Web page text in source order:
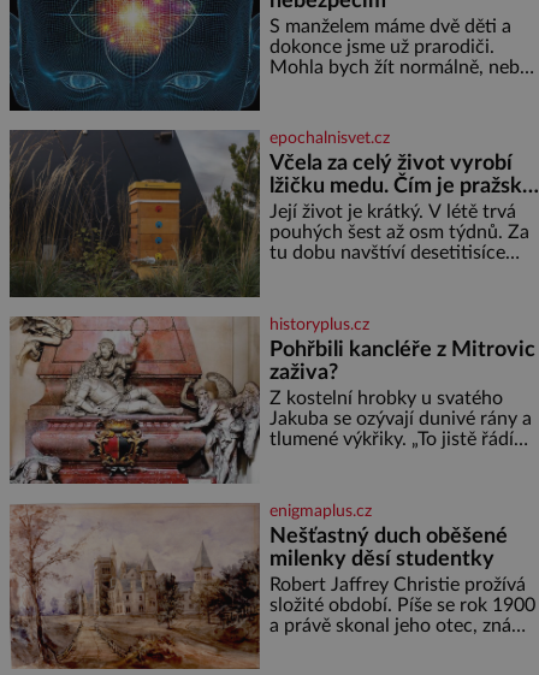
horské hřebeny, projet se na
koloběžce a den zakončit
poznáváním památek ve
S manželem máme dvě děti a
dokonce jsme už prarodiči.
Mohla bych žít normálně, nebýt
mzdová účetní a konec měsíce
je pro mě vždy velice psychicky
náročným obdobím. Od té
chvíle, co máme vnoučata, mi
dcera čím dál častěji volá o
pomoc, co se hlídání týče. Dalo
by se
epochalnisvet.cz
Včela za celý život vyrobí
lžičku medu. Čím je pražský
med ze střech tak ceněný?
Její život je krátký. V létě trvá
pouhých šest až osm týdnů. Za
tu dobu navštíví desetitisíce
medu – zhruba jednu čajovou
lžičku. Sama o sobě se může
zdát bezvýznamná. Teprve když
se spojí s dalšími desítkami tisíc
příslušnic svého včelstva,
vznikne jeden z
nejdokonalejších organismů
historyplus.cz
Pohřbili kancléře z Mitrovic
zaživa?
Z kostelní hrobky u svatého
Jakuba se ozývají dunivé rány a
tlumené výkřiky. „To jistě řádí
nikdo neodvážil podzemní
hrobku otevřít a její poklop tak
raději jen skrápí svěcenou
vodou. Za několik dní divné
burácení skutečně ustane. Když
o mnoho let později hrobku
enigmaplus.cz
Nešťastný duch oběšené
milenky děsí studentky
Robert Jaffrey Christie prožívá
složité období. Píše se rok 1900
a právě skonal jeho otec, známý